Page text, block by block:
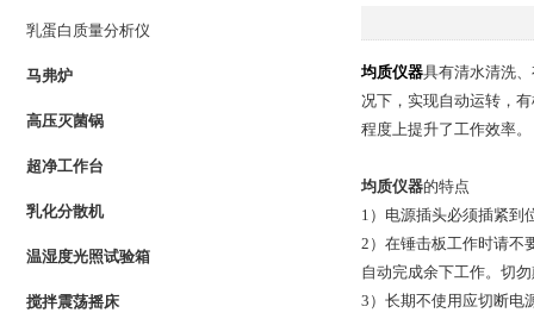
乳蛋白质量分析仪
马弗炉
高压灭菌锅
超净工作台
乳化分散机
温湿度光照试验箱
搅拌震荡摇床
均质仪器具有清水清洗
况下，实现自动运转，
程度上提升了工作效率。
均质仪器的特点
1）电源插头必须插紧到
2）在锤击板工作时请不
自动完成余下工作。切
3）长期不使用应切断电